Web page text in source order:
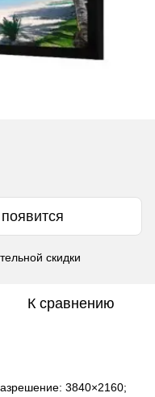
скидки
К сравнению
3840×2160;